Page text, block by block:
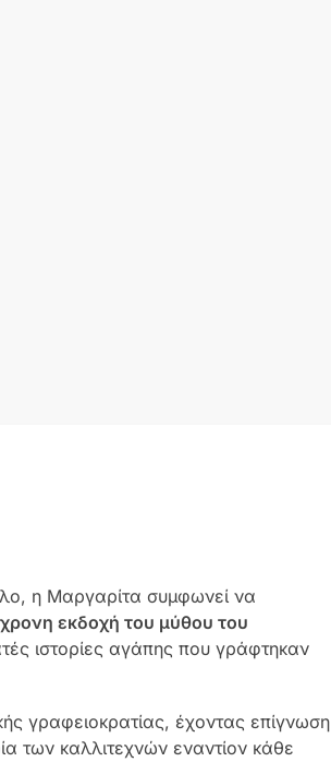
η Μαργαρίτα συμφωνεί να
εκδοχή του μύθου του
ιστορίες αγάπης που γράφτηκαν
γραφειοκρα­τίας, έχοντας επίγνωση
των καλλιτεχνών εναντίον κάθε